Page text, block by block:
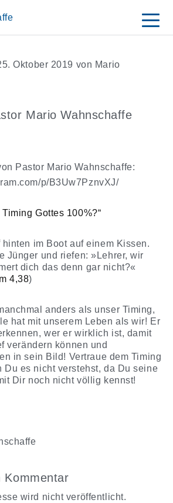
Oktober 2019 von Mario
Mario Wahnschaffe
Pastor Mario Wahnschaffe:
p/B3Uw7PznvXJ/
Gottes 100%?“
im Boot auf einem Kissen.
Jünger und riefen: »Lehrer, wir
dich das denn gar nicht?«
4,38)
anders als unser Timing,
hat mit unserem Leben als wir! Er
wer er wirklich ist, damit
verändern können und
in sein Bild! Vertraue dem Timing
Du es nicht verstehst, da Du seine
Dir noch nicht völlig kennst!
Kommentar
wird nicht veröffentlicht.